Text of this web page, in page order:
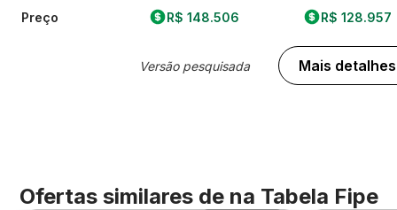
Preço R$ 148.506
Versão pesquisada
R$ 128.957
Mais detalhes
Ofertas similares de na Tabela Fipe
Foto 360º